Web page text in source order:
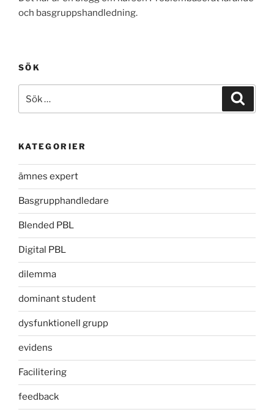
och basgruppshandledning.
SÖK
efter:
KATEGORIER
ämnes expert
Basgrupphandledare
Blended PBL
Digital PBL
dilemma
dominant student
dysfunktionell grupp
evidens
Facilitering
feedback